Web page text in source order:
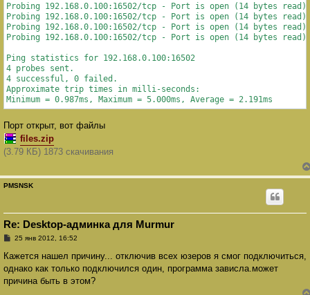
е
Probing 192.168.0.100:16502/tcp - Port is open (14 bytes read)
Probing 192.168.0.100:16502/tcp - Port is open (14 bytes read)
Probing 192.168.0.100:16502/tcp - Port is open (14 bytes read)
Probing 192.168.0.100:16502/tcp - Port is open (14 bytes read)
Ping statistics for 192.168.0.100:16502
4 probes sent.
4 successful, 0 failed.
Approximate trip times in milli-seconds:
Minimum = 0.987ms, Maximum = 5.000ms, Average = 2.191ms
Порт открыт, вот файлы
files.zip
(3.79 КБ) 1873 скачивания
PMSNSK
Re: Desktop-админка для Murmur
С
о
щ
е
25 янв 2012, 16:52
Кажется нашел причину... отключив всех юзеров я смог подключиться,
однако как только подключился один, программа зависла.может
причина быть в этом?